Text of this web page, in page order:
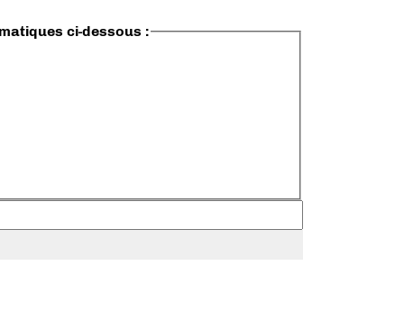
ci-dessous :